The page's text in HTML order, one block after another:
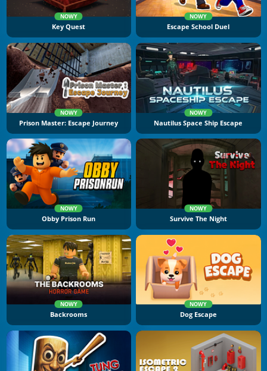
NOWY
Key Quest
NOWY
Escape School Duel
NOWY
Prison Master: Escape Journey
NOWY
Nautilus Space Ship Escape
NOWY
Obby Prison Run
NOWY
Survive The Night
NOWY
Backrooms
NOWY
Dog Escape